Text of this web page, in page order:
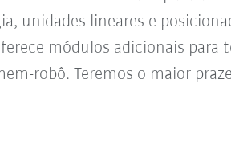
unidades lineares e
módulos adicionais para
robô. Teremos o maior